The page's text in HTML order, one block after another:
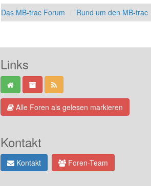
Das MB-trac Forum Rund um den MB-trac
Links
Alle Foren als gelesen markieren
Kontakt
Kontakt Foren-Team